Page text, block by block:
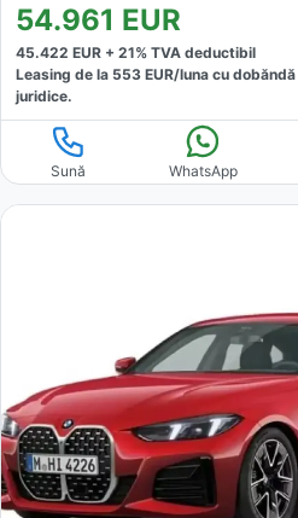
54.961 EUR
45.422 EUR + 21% TVA deductibil
Leasing de la 553 EUR/luna cu dobăndă
juridice.
Sună WhatsApp